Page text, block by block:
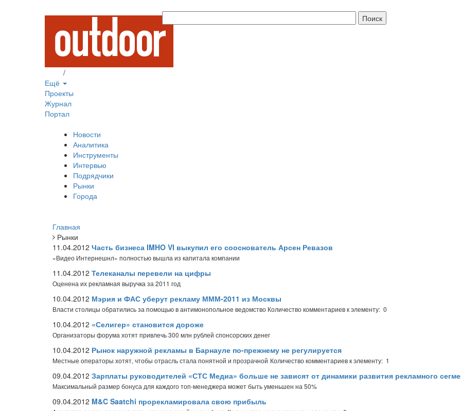
/
Ещё
Проекты
Журнал
Портал
Новости
Аналитика
Инструменты
Интервью
Подрядчики
Рынки
Города
Главная
Рынки
11.04.2012 Часть бизнеса IMHO VI выкупил его сооснователь Арсен Ревазов
«Видео Интернешнл» полностью вышла из капитала компании
11.04.2012 Телеканалы перевели на цифры
Оценена их рекламная выручка за 2011 год
10.04.2012 Мэрия и ФАС уберут рекламу МММ-2011 из Москвы
Власти столицы обратились за помощью в антимонопольное ведомство Количество комментариев к элементу: 0
10.04.2012 «Селигер» становится дороже
Организаторы форума хотят привлечь 300 млн рублей спонсорских денег
10.04.2012 Рынок наружной рекламы в Барнауле по-прежнему не регулируется
Местные операторы хотят, чтобы отрасль стала понятной и прозрачной Количество комментариев к элементу: 1
09.04.2012 Зарплаты руководителей «СТС Медиа» больше не зависят от динамики развития рекламного
Максимальный размер бонуса для каждого топ-менеджера может быть уменьшен на 50%
09.04.2012 M&C Saatchi прорекламировала свою прибыль